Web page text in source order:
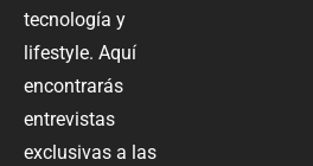
tecnología y
lifestyle. Aquí
encontrarás
entrevistas
exclusivas a las